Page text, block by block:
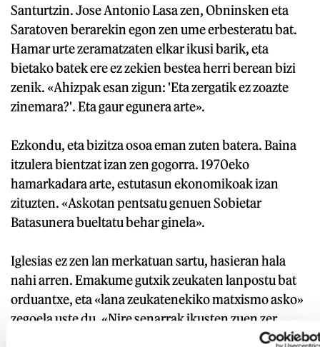
Santurtzin. Jose Antonio Lasa zen, Obninsken eta
Saratoven berarekin egon zen ume erbesteratu bat.
Hamar urte zeramatzaten elkar ikusi barik, eta
bietako batek ere ez zekien bestea herri berean bizi
zenik. «Ahizpak esan zigun: 'Eta zergatik ez zoazte
zinemara?'. Eta gaur egunera arte».
Ezkondu, eta bizitza osoa eman zuten batera. Baina
itzulera bientzat izan zen gogorra. 1970eko
hamarkadara arte, estutasun ekonomikoak izan
zituzten. «Askotan pentsatu genuen Sobietar
Batasunera bueltatu behar ginela».
Iglesias ez zen lan merkatuan sartu, hasieran hala
nahi arren. Emakume gutxik zeukaten lanpostu bat
orduantxe, eta «lana zeukatenekiko matxismo asko»
zegoela uste du. «Nire senarrak ikusten zuen zer
gertatzen zen emakumeekin lan egiten bazuten.